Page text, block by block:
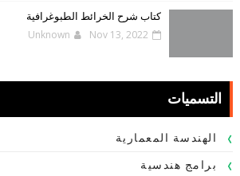
كتاب شرح الخرائط الطبوغرافية
Unknown Nov 13, 2022
التسميات
الهندسة المعمارية
برامج هندسية